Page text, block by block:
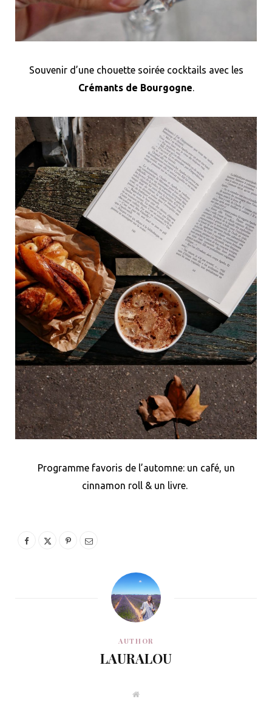
Souvenir d’une chouette soirée cocktails avec les
Crémants de Bourgogne.
Programme favoris de l’automne: un café, un
cinnamon roll & un livre.
AUTHOR
LAURALOU
W